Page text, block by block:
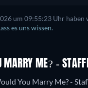
um 09:55:23 Uhr
es uns wissen.
MARRY ME? -
You Marry Me? -